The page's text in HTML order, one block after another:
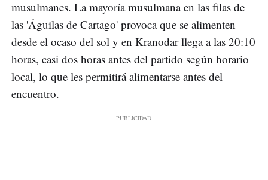
musulmanes. La mayoría musulmana en las filas de
las 'Águilas de Cartago' provoca que se alimenten
desde el ocaso del sol y en Kranodar llega a las 20:10
horas, casi dos horas antes del partido según horario
local, lo que les permitirá alimentarse antes del
encuentro.